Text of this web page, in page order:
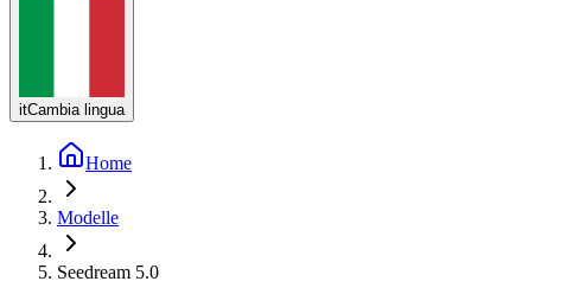
itCambia lingua
Home
Modelle
Seedream 5.0